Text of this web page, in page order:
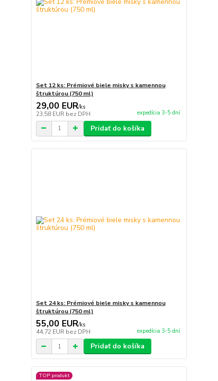
Set 12 ks: Prémiové biele misky s kamennou
štruktúrou (750 ml)
29,00 EUR/ks
23,58 EUR bez DPH expedícia 3-5 dní
Pridať do košíka
Set 24 ks: Prémiové biele misky s kamennou
štruktúrou (750 ml)
55,00 EUR/ks
44,72 EUR bez DPH expedícia 3-5 dní
Pridať do košíka
TOP produkt